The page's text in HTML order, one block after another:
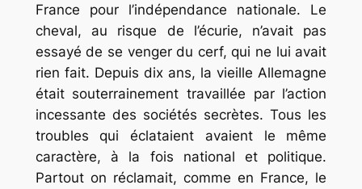
France pour l’indépendance nationale. Le
cheval, au risque de l’écurie, n’avait pas
essayé de se venger du cerf, qui ne lui avait
rien fait. Depuis dix ans, la vieille Allemagne
était souterrainement travaillée par l’action
incessante des sociétés secrètes. Tous les
troubles qui éclataient avaient le même
caractère, à la fois national et politique.
Partout on réclamait, comme en France, le